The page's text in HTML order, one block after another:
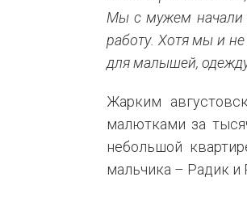
Мы с мужем начали
работу. Хотя мы и не
для малышей,
Жарким
малютками за
небольшой
мальчика – Радик и